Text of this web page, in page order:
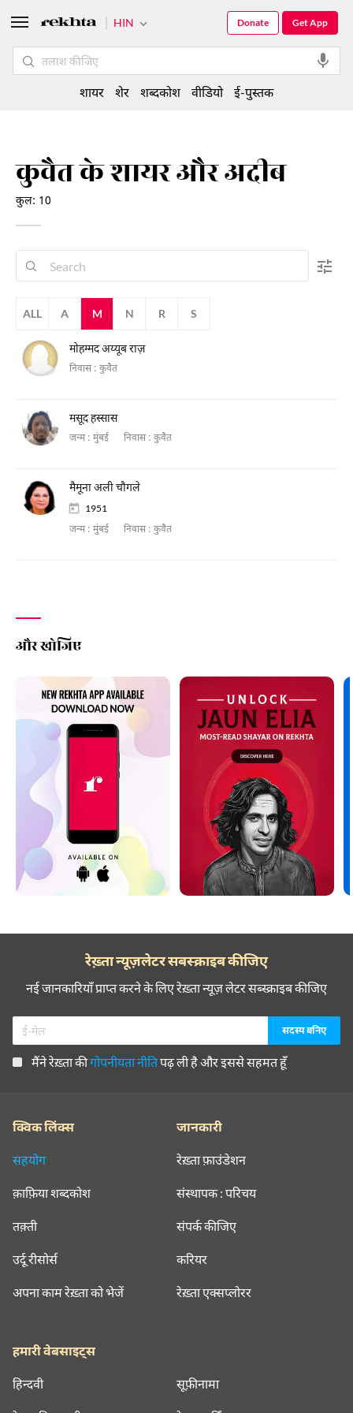
कुवैत के शायर और अदीब
कुल: 10
ALL A M N R S
मोहम्मद अय्यूब राज़
निवास : कुवैत
मसूद हस्सास
जन्म : मुंबई निवास : कुवैत
मैमूना अली चौगले
1951
जन्म : मुंबई निवास : कुवैत
और खोजिए
HIN Get App
Donate
शायर शेर शब्दकोश वीडियो ई-पुस्तक
रेख़्ता न्यूज़लेटर सबस्क्राइब कीजिए
नई जानकारियाँ प्राप्त करने के लिए रेख़्ता न्यूज़ लेटर सब्स्क्राइब कीजिए
मैंने रेख़्ता कीगोपनीयता नीतिपढ़ ली है और इससे सहमत हूँ
क्विक लिंक्स
सहयोग
क़ाफ़िया शब्दकोश
तक़्ती
उर्दू रीसोर्स
अपना काम रेख़्ता को भेजें
जानकारी
रेख़्ता फ़ाउंडेशन
संस्थापक : परिचय
संपर्क कीजिए
करियर
रेख़्ता एक्सप्लोरर
हमारी वेबसाइट्स
हिन्दवी सूफ़ीनामा